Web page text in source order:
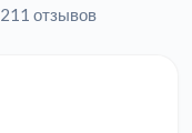
отзывов